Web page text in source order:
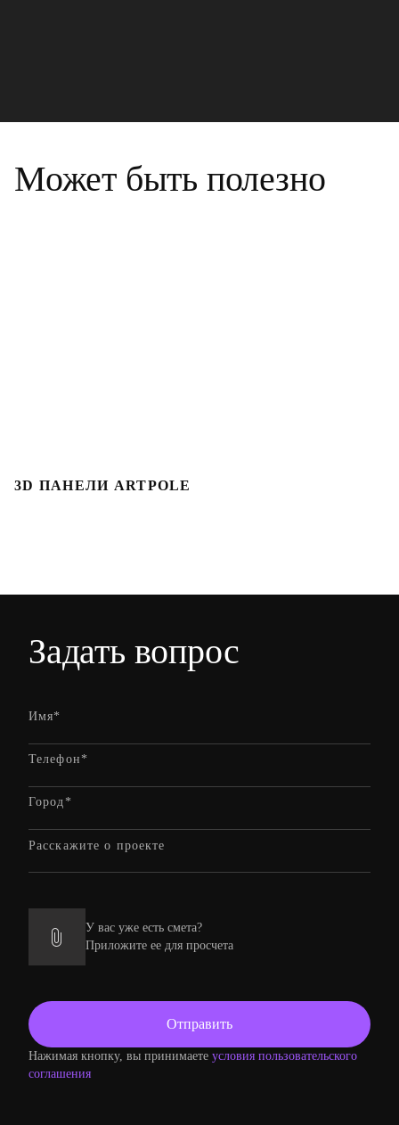
Может быть полезно
3D ПАНЕЛИ ARTPOLE
Задать вопрос
У вас уже есть смета?
Приложите ее для просчета
Нажимая кнопку, вы принимаете условия пользовательского
соглашения